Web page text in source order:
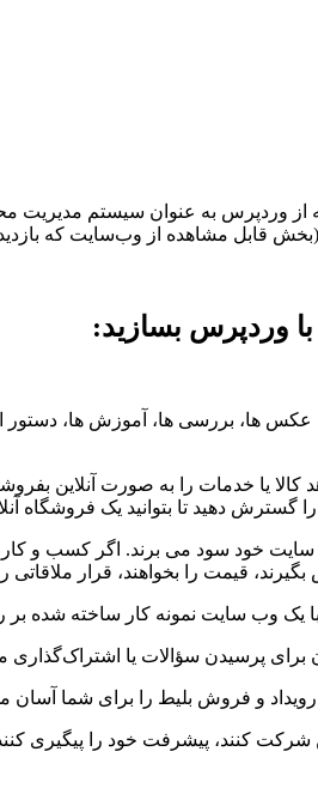
قابل مشاهده از وب‌سایت که
وردپرس بسازید:
ها، بررسی ها، آموزش ها، دستور
کالا یا خدمات را به صورت آنلاین
دهید تا بتوانید یک فروشگاه
خود سود می برند. اگر کسب و
قیمت را بخواهند، قرار ملاقاتی
یک وب سایت نمونه کار ساخته شده بر
پرسیدن سؤالات یا
و فروش بلیط را برای شما آسان
شرکت کنند، پیشرفت خود را پیگیری